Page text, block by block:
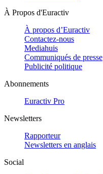
À Propos d'Euractiv
À propos d’Euractiv
Contactez-nous
Mediahuis
Communiqués de presse
Publicité politique
Abonnements
Euractiv Pro
Newsletters
Rapporteur
Newsletters en anglais
Social